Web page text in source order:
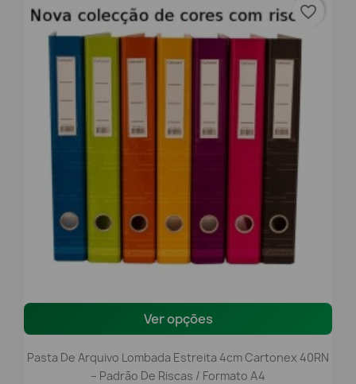
Ver opções
Pasta De Arquivo Lombada Estreita 4cm Cartonex 40RN
– Padrão De Riscas / Formato A4
favorite_border